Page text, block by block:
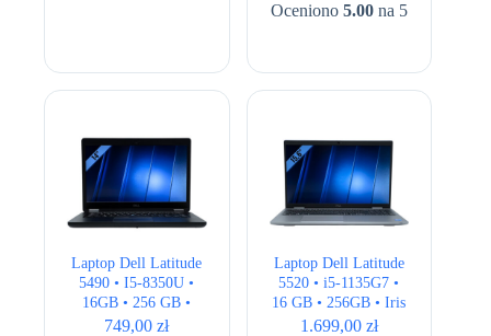
Oceniono 5.00na 5
Laptop Dell Latitude
5490 • I5-8350U •
16GB • 256 GB •
Intel 620 HD • 14.1″
749,00zł
Laptop Dell Latitude
5520 • i5-1135G7 •
16 GB • 256GB • Iris
Xe • 15,6 ” Full HD •
1.699,00 zł